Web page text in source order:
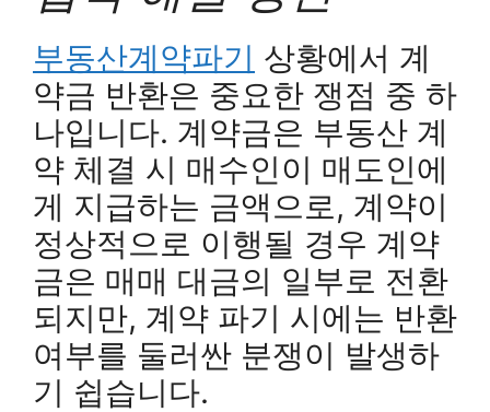
부동산계약파기 상황에서 계
약금 반환은 중요한 쟁점 중 하
나입니다. 계약금은 부동산 계
약 체결 시 매수인이 매도인에
게 지급하는 금액으로, 계약이
정상적으로 이행될 경우 계약
금은 매매 대금의 일부로 전환
되지만, 계약 파기 시에는 반환
여부를 둘러싼 분쟁이 발생하
기 쉽습니다.